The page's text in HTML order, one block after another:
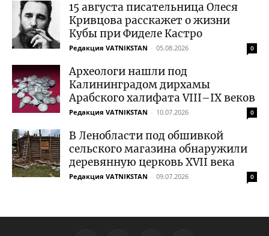
15 августа писательница Олеся
Кривцова расскажет о жизни
Кубы при Фиделе Кастро
Редакция VATNIKSTAN - 05.08.2026 0
Археологи нашли под
Калининградом дирхамы
Арабского халифата VIII–IX веков
Редакция VATNIKSTAN - 10.07.2026 0
В Ленобласти под обшивкой
сельского магазина обнаружили
деревянную церковь XVII века
Редакция VATNIKSTAN - 09.07.2026 0